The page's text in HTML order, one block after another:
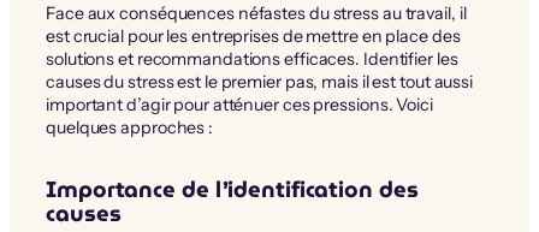
Face aux conséquences néfastes du stress au travail, il
est crucial pour les entreprises de mettre en place des
solutions et recommandations efficaces. Identifier les
causes du stress est le premier pas, mais il est tout aussi
important d’agir pour atténuer ces pressions. Voici
quelques approches :
Importance de l’identification des
causes